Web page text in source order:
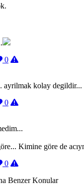
0
ayrilmak kolay degildir...
0
Kimine göre de
0
Benzer Konular